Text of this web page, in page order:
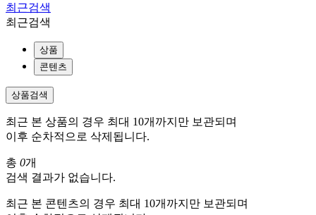
최근검색
최근검색
상품
콘텐츠
상품검색
최근 본 상품의 경우 최대 10개까지만 보관되며
이후 순차적으로 삭제됩니다.
총 0개
검색 결과가 없습니다.
최근 본 콘텐츠의 경우 최대 10개까지만 보관되며